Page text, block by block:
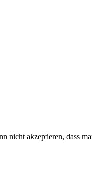
nicht akzeptieren, dass